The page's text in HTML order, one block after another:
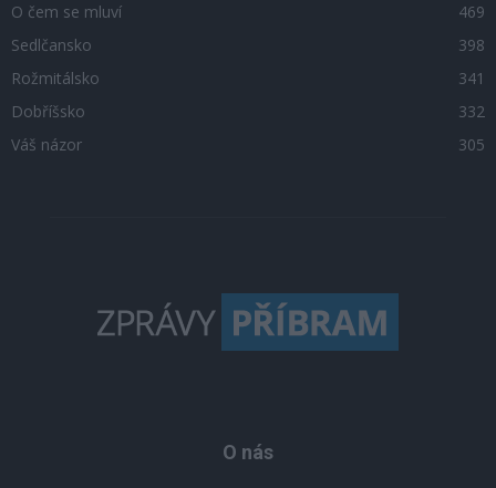
O čem se mluví
469
Sedlčansko
398
Rožmitálsko
341
Dobříšsko
332
Váš názor
305
O nás